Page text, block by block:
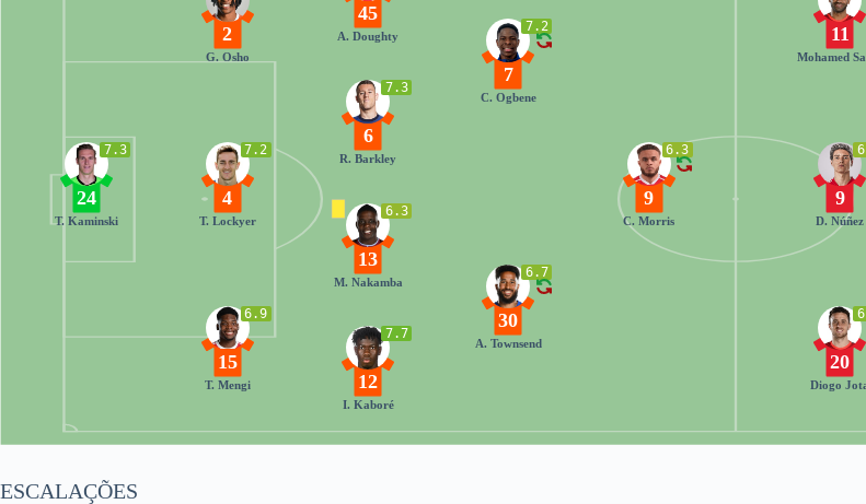
7.3
24
T. Kaminski
2
G. Osho
7.2
4
T. Lockyer
6.9
15
T. Mengi
45
A. Doughty
7.3
6
R. Barkley
6.3
13
M. Nakamba
7.7
12
I. Kaboré
7.2
7
C. Ogbene
6.7
30
A. Townsend
6.3
9
C. Morris
20
Diogo
9
D. Núñez
11
Mohamed
ESCALAÇÕES